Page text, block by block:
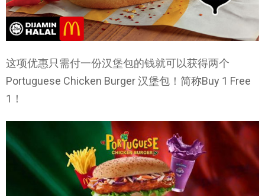
这项优惠只需付一份汉堡包的钱就可以获得两个
Portuguese Chicken Burger 汉堡包！简称Buy 1 Free
1！